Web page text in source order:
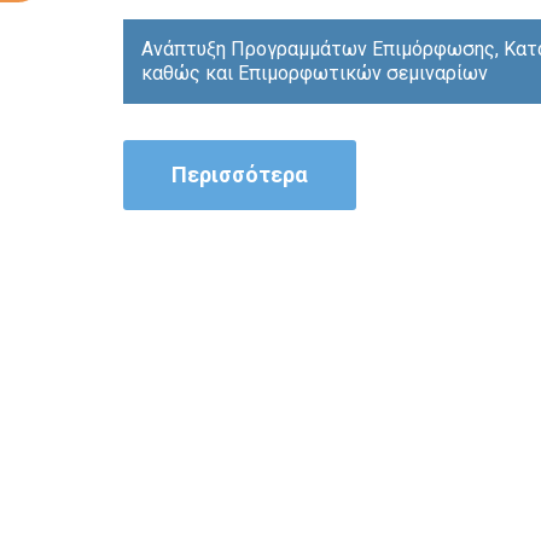
Ανάπτυξη Προγραμμάτων Επιμόρφωσης,
καθώς και Επιμορφωτικών σεμιναρίων
Περισσότερα